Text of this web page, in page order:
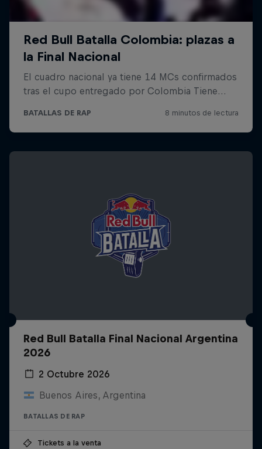
Red Bull Batalla Final Nacional Argentina
2026
2 Octubre 2026
Buenos Aires, Argentina
BATALLAS DE RAP
Tickets a la venta